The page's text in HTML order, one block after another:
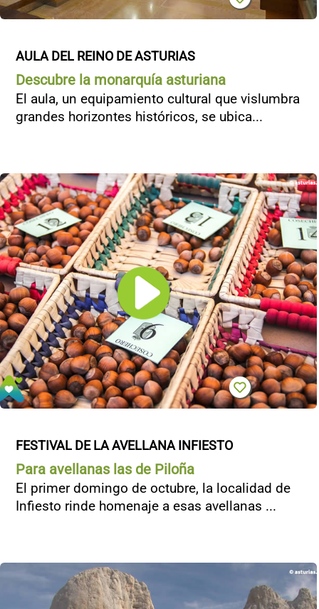
AULA DEL REINO DE ASTURIAS
Descubre la monarquía asturiana
El aula, un equipamiento cultural que vislumbra
grandes horizontes históricos, se ubica...
FESTIVAL DE LA AVELLANA INFIESTO
Para avellanas las de Piloña
El primer domingo de octubre, la localidad de
Infiesto rinde homenaje a esas avellanas ...